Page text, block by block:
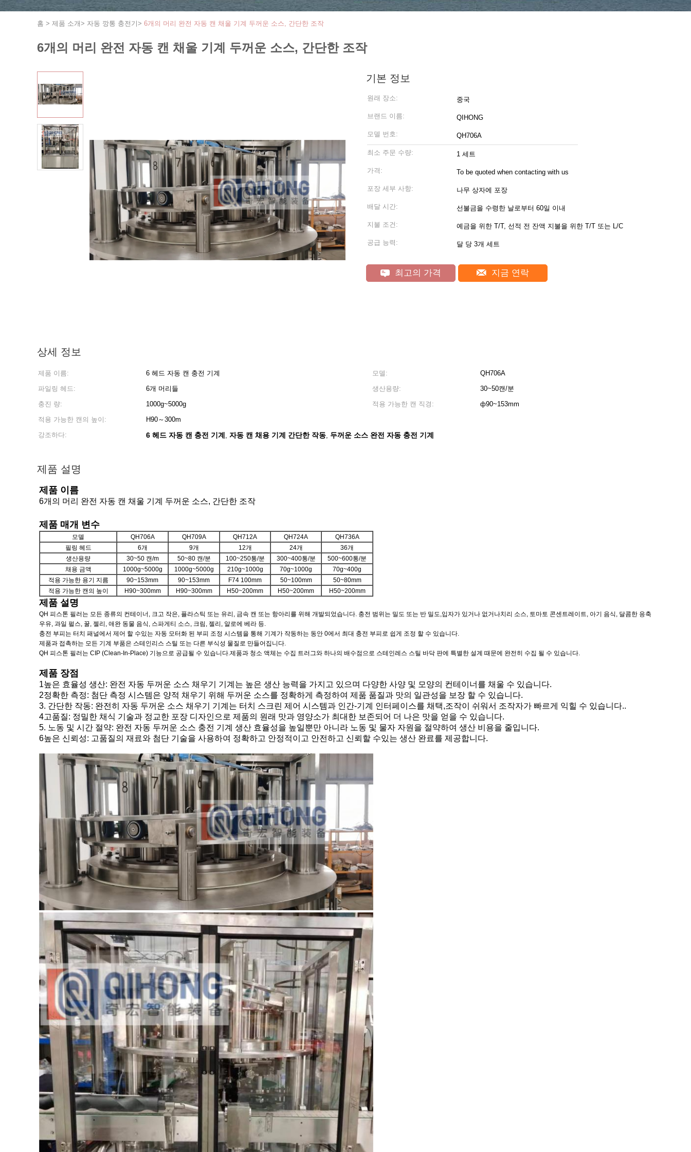
홈 > 제품 소개> 자동 깡통 충전기> 6개의 머리 완전 자동 캔 채울 기계 두꺼운 소스, 간단한 조작
6개의 머리 완전 자동 캔 채울 기계 두꺼운 소스, 간단한 조작
기본 정보
원래 장소: 중국
브랜드 이름: QIHONG
모델 번호: QH706A
최소 주문 수량: 1 세트
가격: To be quoted when contacting with us
포장 세부 사항: 나무 상자에 포장
배달 시간: 선불금을 수령한 날로부터 60일 이내
지불 조건: 예금을 위한 T/T, 선적 전 잔액 지불을 위한 T/T 또는 L/C
공급 능력: 달 당 3개 세트
최고의 가격 지금 연락
상세 정보
제품 이름: 6 헤드 자동 캔 충전 기계 모델:
QH706A
파일링 헤드:
6개 머리들 생산용량:
30~50캔/분
충진 량:
1000g~5000g 적용 가능한 캔 직경:
ф90~153mm
적용 가능한 캔의 높이:
H90～300m
강조하다:
6 헤드 자동 캔 충전 기계 , 자동 캔 채용 기계 간단한 작동, 두꺼운 소스 완전 자동 충전 기계
제품 설명
제품 이름
6개의 머리 완전 자동 캔 채울 기계 두꺼운 소스, 간단한 조작
제품 매개 변수
모델 QH706A QH709A QH712A QH724A
QH736A
필링 헤드
6개 9개 12개 24개
36개
생산용량
30~50 캔/m 50~80 캔/분 100~250통/분 300~400통/분
500~600통/분
채용 금액
1000g~5000g 1000g~5000g 210g~1000g 70g~1000g
70g~400g
적용 가능한 용기 지름
90~153mm 90~153mm F74 100mm 50~100mm
50~80mm
적용 가능한 캔의 높이
H90~300mm H90~300mm H50~200mm H50~200mm H50~200mm
제품 설명
QH 피스톤 필러는 모든 종류의 컨테이너, 크고 작은, 플라스틱 또는 유리, 금속 캔 또는 항아리를 위해 개발되었습니다. 충전 범위는 밀도 또는 반 밀도,입자가 있거나 없거나치리 소스, 토마토 콘센트레이트, 아기 음식, 달콤한 응축
우유, 과일 펄스, 꿀, 젤리, 애완 동물 음식, 스파게티 소스, 크림, 젤리, 알로에 베라 등.
충전 부피는 터치 패널에서 제어 할 수있는 자동 모터화 된 부피 조정 시스템을 통해 기계가 작동하는 동안 0에서 최대 충전 부피로 쉽게 조정 할 수 있습니다.
제품과 접촉하는 모든 기계 부품은 스테인리스 스틸 또는 다른 부식성 물질로 만들어집니다.
QH 피스톤 필러는 CIP (Clean-In-Place) 기능으로 공급될 수 있습니다.제품과 청소 액체는 수집 트러그와 하나의 배수점으로 스테인레스 스틸 바닥 판에 특별한 설계 때문에 완전히 수집 될 수 있습니다.
제품 장점
1높은 효율성 생산: 완전 자동 두꺼운 소스 채우기 기계는 높은 생산 능력을 가지고 있으며 다양한 사양 및 모양의 컨테이너를 채울 수 있습니다.
2정확한 측정: 첨단 측정 시스템은 양적 채우기 위해 두꺼운 소스를 정확하게 측정하여 제품 품질과 맛의 일관성을 보장 할 수 있습니다.
3. 간단한 작동: 완전히 자동 두꺼운 소스 채우기 기계는 터치 스크린 제어 시스템과 인간-기계 인터페이스를 채택,조작이 쉬워서 조작자가 빠르게 익힐 수 있습니다..
4고품질: 정밀한 채식 기술과 정교한 포장 디자인으로 제품의 원래 맛과 영양소가 최대한 보존되어 더 나은 맛을 얻을 수 있습니다.
5. 노동 및 시간 절약: 완전 자동 두꺼운 소스 충전 기계 생산 효율성을 높일뿐만 아니라 노동 및 물자 자원을 절약하여 생산 비용을 줄입니다.
6높은 신뢰성: 고품질의 재료와 첨단 기술을 사용하여 정확하고 안정적이고 안전하고 신뢰할 수있는 생산 완료를 제공합니다.